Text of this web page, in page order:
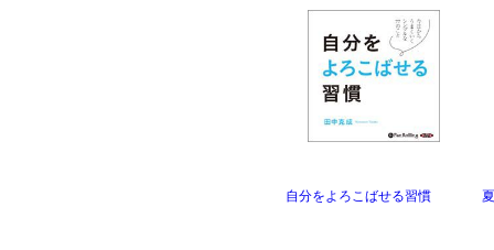
自分をよろこばせる習慣